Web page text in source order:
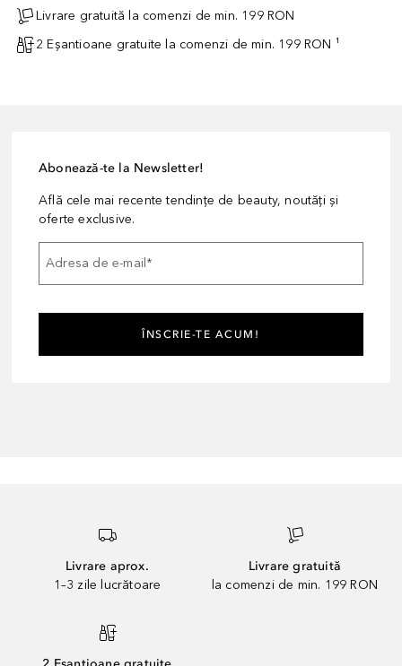
Livrare gratuită la comenzi de min. 199 RON
2 Eșantioane gratuite la comenzi de min. 199 RON ¹
Abonează-te la Newsletter!
Află cele mai recente tendințe de beauty, noutăți și
oferte exclusive.
Adresa de e-mail*
ÎNSCRIE-TE ACUM!
Livrare aprox.
1–3 zile lucrătoare
Livrare gratuită
la comenzi de min. 199 RON